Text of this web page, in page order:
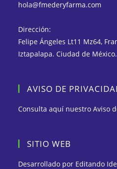
hola@fmederyfarma.com
Dirección:
Felipe Ángeles Lt11 Mz64,
Iztapalapa. Ciudad de México.
AVISO DE
Consulta aquí nuestroAviso
SITIO WEB
Desarrollado por Editando